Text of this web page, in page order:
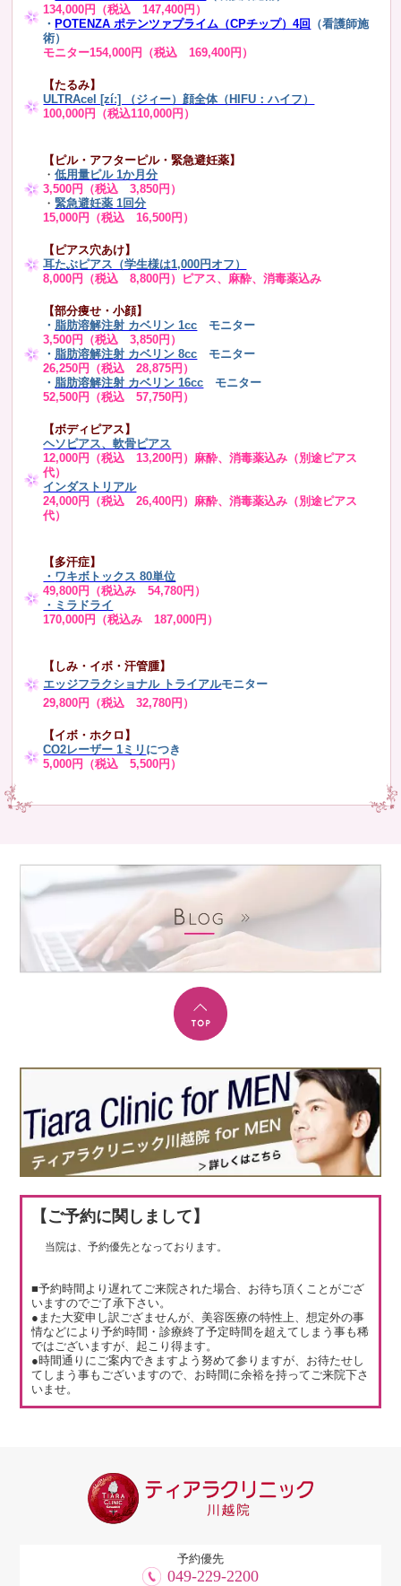
134,000円（税込 147,400円）
・ POTENZA ポテンツァプライム（CPチップ）4回
（看護師施
術）
モニター154,000円（税込 169,400円）
【たるみ】
ULTRAcel [zíː] （ジィー）顔全体（HIFU：ハイフ）
100,000円（税込110,000円）
【ピル・アフターピル・緊急避妊薬】
・低用量ピル 1か月分
3,500円（税込 3,850円）
・緊急避妊薬 1回分
15,000円（税込 16,500円）
【ピアス穴あけ】
耳たぶピアス（学生様は1,000円オフ）
8,000円（税込 8,800円）ピアス、麻酔、消毒薬込み
【部分痩せ・小顔】
・ 脂肪溶解注射 カベリン 1cc モニター
3,500円（税込 3,850円）
・ 脂肪溶解注射 カベリン 8cc モニター
26,250円（税込 28,875円）
・ 脂肪溶解注射 カベリン 16cc
モニター
52,500円（税込 57,750円）
【ボディピアス】
ヘソピアス、軟骨ピアス
12,000円（税込 13,200円）麻酔、消毒薬込み（別途ピアス
代）
インダストリアル
24,000円（税込 26,400円）麻酔、消毒薬込み（別途ピアス
代）
【多汗症】
・ ワキボトックス 80単位
49,800円（税込み 54,780円）
・ミラドライ
170,000円（税込み 187,000円）
【しみ・イボ・汗管腫】
エッジフラクショナル トライアルモニター
29,800円（税込 32,780円）
【イボ・ホクロ】
CO2レーザー 1ミリ につき
5,000円（税込 5,500円）
【ご予約に関しまして】
当院は、予約優先となっております。
■予約時間より遅れてご来院された場合、お待ち頂くことがござ
いますのでご了承下さい。
●また大変申し訳ござませんが、美容医療の特性上、想定外の事
情などにより予約時間・診療終了予定時間を超えてしまう事も稀
ではございますが、起こり得ます。
●時間通りにご案内できますよう努めて参りますが、お待たせし
てしまう事もございますので、お時間に余裕を持ってご来院下さ
いませ。
予約優先
049-229-2200